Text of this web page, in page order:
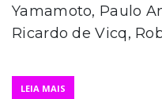
Yamamoto, Paulo
Ricardo de Vicq,
LEIA MAIS